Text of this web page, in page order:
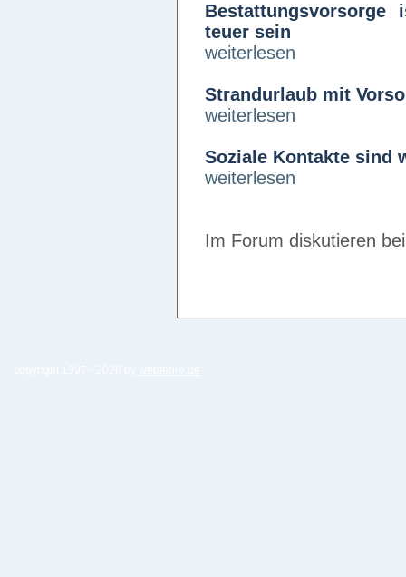
teuer sein
weiterlesen
Strandurlaub mit
weiterlesen
Soziale Kontakte sind
weiterlesen
Im Forum diskutieren